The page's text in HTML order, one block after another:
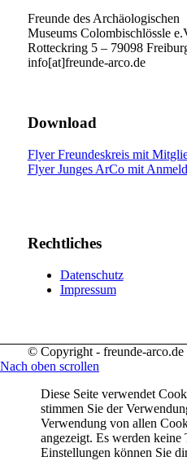
Freunde des Archäologischen
Museums Colombischlössle
Rotteckring 5 – 79098
info[at]freunde-arco.de
Download
Flyer Freundeskreis mit
Flyer Junges ArCo mit
Rechtliches
Datenschutz
Impressum
© Copyright - freunde-arco.de
Nach oben scrollen
Diese Seite verwendet
stimmen Sie der
Verwendung von allen
angezeigt. Es werden
Einstellungen können Sie